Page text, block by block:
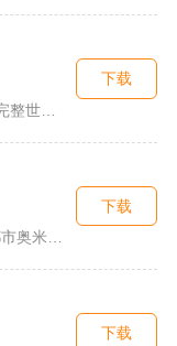
下载
夜行档案以未来科幻都市奥米勒斯为舞台，玩家任职特勤部调查员，...
下载
下载